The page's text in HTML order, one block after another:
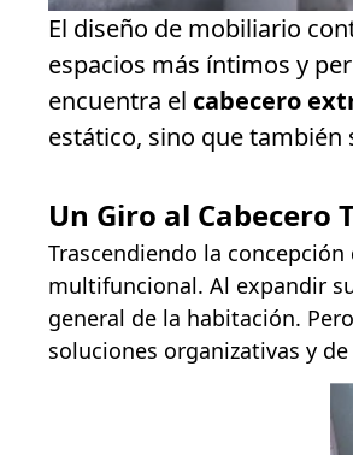
El diseño de mobiliario
espacios más íntimos y
encuentra el cabecero
estático, sino que
Un Giro al Cabecero
Trascendiendo la
multifuncional. Al expandir
general de la habitación.
soluciones organizativas y